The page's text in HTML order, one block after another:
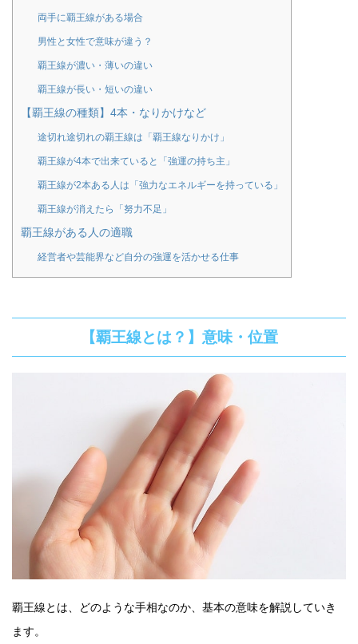
両手に覇王線がある場合
男性と女性で意味が違う？
覇王線が濃い・薄いの違い
覇王線が長い・短いの違い
【覇王線の種類】4本・なりかけなど
途切れ途切れの覇王線は「覇王線なりかけ」
覇王線が4本で出来ていると「強運の持ち主」
覇王線が2本ある人は「強力なエネルギーを持っている」
覇王線が消えたら「努力不足」
覇王線がある人の適職
経営者や芸能界など自分の強運を活かせる仕事
【覇王線とは？】意味・位置
覇王線とは、どのような手相なのか、基本の意味を解説していき
ます。